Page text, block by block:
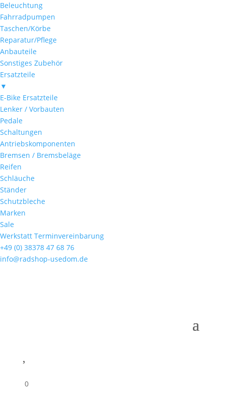
Beleuchtung
Fahrradpumpen
Taschen/Körbe
Reparatur/Pflege
Anbauteile
Sonstiges Zubehör
Ersatzteile
▼
E-Bike Ersatzteile
Lenker / Vorbauten
Pedale
Schaltungen
Antriebskomponenten
Bremsen / Bremsbeläge
Reifen
Schläuche
Ständer
Schutzbleche
Marken
Sale
Werkstatt Terminvereinbarung
+49 (0) 38378 47 68 76
info@radshop-usedom.de
0